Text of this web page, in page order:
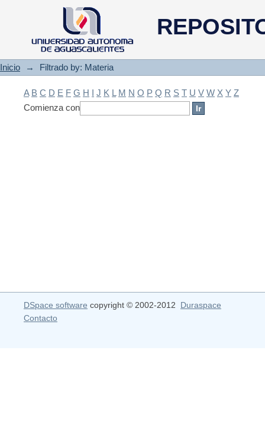
Filtrado by: Materia
Inicio → Filtrado by: Materia
A B C D E F G H I J K L M N O P Q R S T U V W X Y Z
Comienza con
DSpace software copyright © 2002-2012 Duraspace
Contacto